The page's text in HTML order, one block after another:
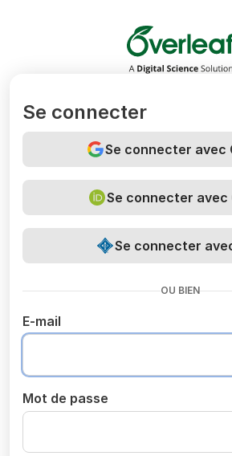
Overleaf
Se connecter
Se connecter avec
Se connecter avec
Se connecter
OU BIEN
E-mail
Mot de passe